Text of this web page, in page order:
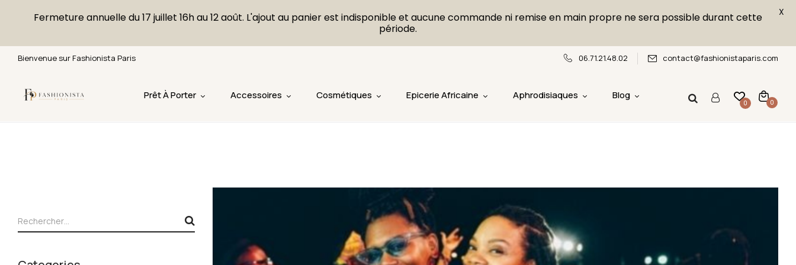
Bienvenue sur Fashionista Paris 06.71.21.48.02 contact@fashionistaparis.com
Prêt À Porter Accessoires Cosmétiques Epicerie Africaine Aphrodisiaques Blog
0 0
Fermeture annuelle du 17 juillet 16h au 12 août. L'ajout au panier est indisponible et aucune commande ni remise en main propre ne sera possible durant cette
période.
X